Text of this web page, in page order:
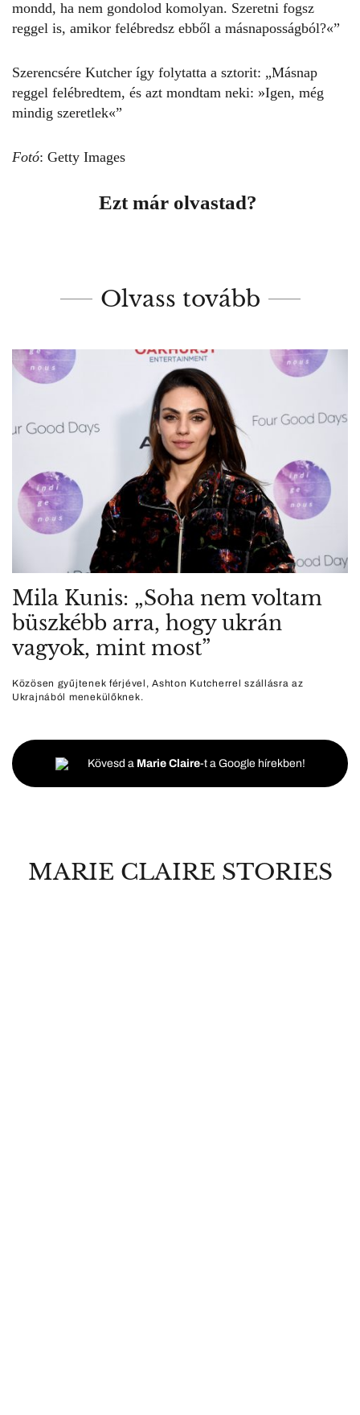
mondd, ha nem gondolod komolyan. Szeretni fogsz
reggel is, amikor felébredsz ebből a másnaposságból?«”
Szerencsére Kutcher így folytatta a sztorit: „Másnap
reggel felébredtem, és azt mondtam neki: »Igen, még
mindig szeretlek«”
Fotó: Getty Images
Ezt már olvastad?
Olvass tovább
Mila Kunis: „Soha nem voltam
büszkébb arra, hogy ukrán
vagyok, mint most”
Közösen gyűjtenek férjével, Ashton Kutcherrel szállásra az
Ukrajnából menekülőknek.
Kövesd a Marie Claire-t a Google hírekben!
MARIE CLAIRE STORIES